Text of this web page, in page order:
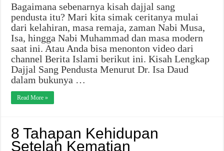
Bagaimana sebenarnya kisah dajjal sang
pendusta itu? Mari kita simak ceritanya mulai
dari kelahiran, masa remaja, zaman Nabi Musa,
Isa, hingga Nabi Muhammad dan masa modern
saat ini. Atau Anda bisa menonton video dari
channel Berita Islami berikut ini. Kisah Lengkap
Dajjal Sang Pendusta Menurut Dr. Isa Daud
dalam bukunya …
Read More »
8 Tahapan Kehidupan
Setelah Kematian